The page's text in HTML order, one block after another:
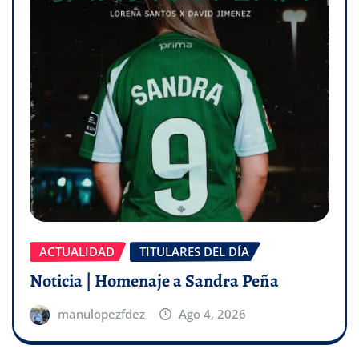
ACTUALIDAD TITULARES DEL DÍA
Noticia | Homenaje a Sandra Peña
manulopezfdez Ago 4, 2026